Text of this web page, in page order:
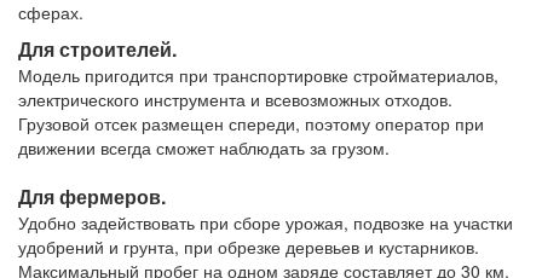
сферах.
Для строителей.
Модель пригодится при транспортировке стройматериалов,
электрического инструмента и всевозможных отходов.
Грузовой отсек размещен спереди, поэтому оператор при
движении всегда сможет наблюдать за грузом.
Для фермеров.
Удобно задействовать при сборе урожая, подвозке на участки
удобрений и грунта, при обрезке деревьев и кустарников.
Максимальный пробег на одном заряде составляет до 30 км,